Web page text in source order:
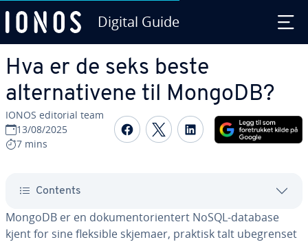
Digital Guide
Hva er de seks beste
alternativene til MongoDB?
IONOS editorial team
13/08/2025
7 mins
Share on Facebook
Share on Twitter
Share on
Contents
MongoDB er en dokumentorientert NoSQL-database
kjent for sine fleksible skjemaer, praktisk talt ubegrenset